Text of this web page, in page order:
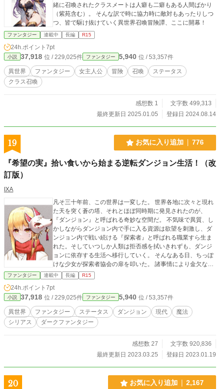
緒に召喚されたクラスメートは人癖も二癖もある人間ばかり
（紫苑含む）。 そんな訳で時に協力時に敵対もあったりしつ
つ、皆で駆け抜けていく異世界召喚冒険譚、ここに開幕！
ファンタジー 連載中 長編 R15
24h.ポイント 7pt
小説 37,918 位 / 229,025件 ファンタジー 5,940 位 / 53,357件
異世界 ファンタジー 女主人公 冒険 召喚
ステータス
クラス召喚
感想数 1
文字数 499,313
最終更新日 2025.01.05
登録日 2024.08.14
19 お気に入り追加 776
『希望の実』拾い食いから始まる逆転ダンジョン生活！（改
訂版）
IXA
凡そ三十年前、この世界は一変した。 世界各地に次々と現れ
た天を突く蒼の塔、それとほぼ同時期に発見されたのが、
『ダンジョン』と呼ばれる奇妙な空間だ。 不気味で異質、し
かしながらダンジョン内で手に入る資源は欲望を刺激し、ダ
ンジョン内で戦い続ける『探索者』と呼ばれる職業すら生ま
れた。そしていつしか人類は拒否感を拭いきれずも、ダンジ
ョンに依存する生活へ移行していく。 そんなある日、ちっぽ
けな少女が探索者協会の扉を叩いた。 諸事情により金欠な彼
女が探索者となった時、世界の流れは大きく変わっていくこ
ととなる…… 人との出会い、無数に折り重なる悪意、そして
隠された真実と絶望。 夢見る少女の戦いの果て、ちっぽけな
彼女は一体何を選ぶ？ 絶望に、立ち向かえ。
ファンタジー 連載中 長編 R15
24h.ポイント 7pt
小説 37,918 位 / 229,025件 ファンタジー 5,940 位 / 53,357件
異世界 ファンタジー ステータス ダンジョン 現代
魔法
シリアス
ダークファンタジー
感想数 27
文字数 920,836
最終更新日 2023.03.25
登録日 2023.01.19
20 お気に入り追加 2,167